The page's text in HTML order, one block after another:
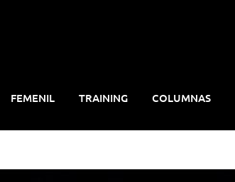
FEMENIL TRAINING COLUMNAS